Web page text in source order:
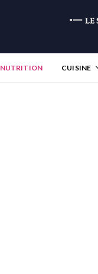
NUTRITION CUISINE